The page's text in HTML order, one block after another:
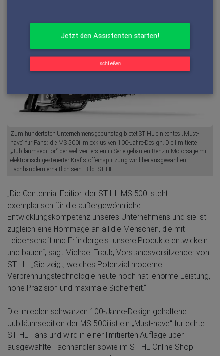
Zum hundertsten Unternehmensgeburtstag bietet STIHL ein echtes „Must-
have“ für Fans: die MS 500i im exklusiven 100-Jahre-Design. Die limitierte
„Jubiläumsedition“ der weltweit ersten in Serie gebauten Benzin-Motorsäge mit
elektronisch gesteuerter Kraftstoffeinspritzung wird bei ausgewählten
Fachhändlern erhältlich sein. Bild: STIHL
„Die Centennial Edition der STIHL MS 500i steht
exemplarisch für die außergewöhnliche
Entwicklungskompetenz unseres Unternehmens und sie ist
zugleich eine Hommage an all die Menschen, die mit
Leidenschaft und Erfindergeist unsere Produkte entwickeln
und bauen“, sagt Michael Traub, Vorstandsvorsitzender von
STIHL. „Sie zeigt, welches Potenzial moderne
Verbrennungstechnologie heute noch hat: enorme Leistung,
hohe Präzision und maximale Sicherheit.“
Die im edlen schwarzen 100-Jahre-Design gehaltene
Jubiläumsedition der MS 500i ist ein „Must-have“ für echte
STIHL-Fans und wird in einer limitierten Auflage über
ausgewählte Fachhändler sowie im STIHL Online Shop